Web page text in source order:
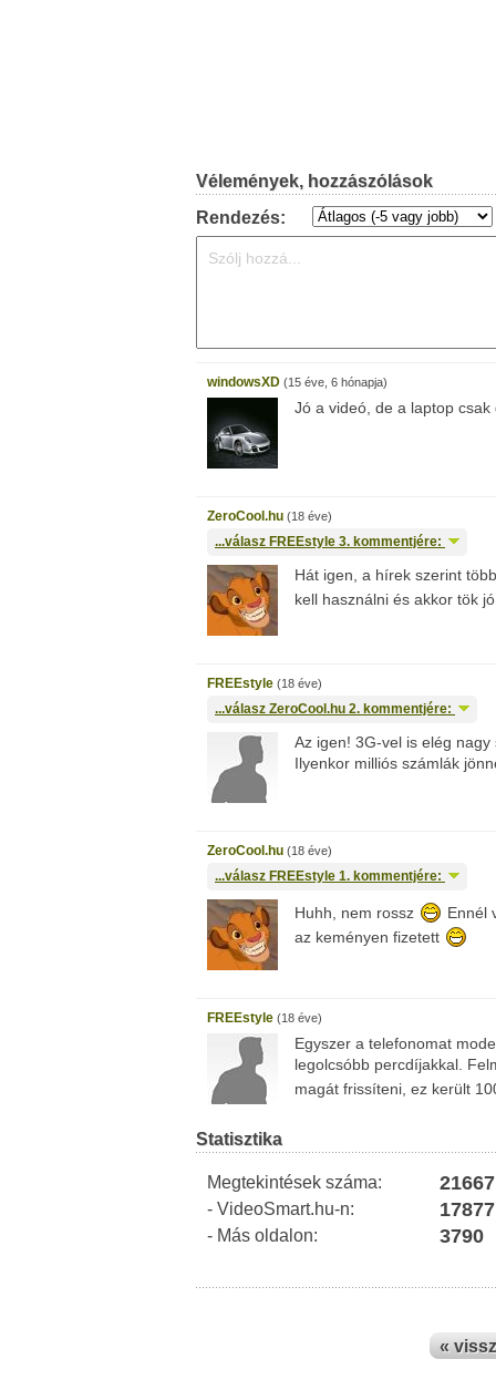
Vélemények, hozzászólások
Rendezés:
windowsXD (15 éve, 6 hónapja)
Jó a videó, de a laptop
ZeroCool.hu (18 éve)
...válasz FREEstyle 3. kommentjére:
Hát igen, a hírek szerint
kell használni és akkor tök jó
FREEstyle (18 éve)
...válasz ZeroCool.hu 2. kommentjére:
Az igen! 3G-vel is elég
Ilyenkor milliós számlák
ZeroCool.hu (18 éve)
...válasz FREEstyle 1. kommentjére:
Huhh, nem rossz
Ennél
az keményen fizetett
FREEstyle (18 éve)
Egyszer a telefonomat
legolcsóbb percdíjakkal.
magát frissíteni, ez került
Statisztika
Megtekintések száma: 21667
- VideoSmart.hu-n: 17877
- Más oldalon: 3790
«